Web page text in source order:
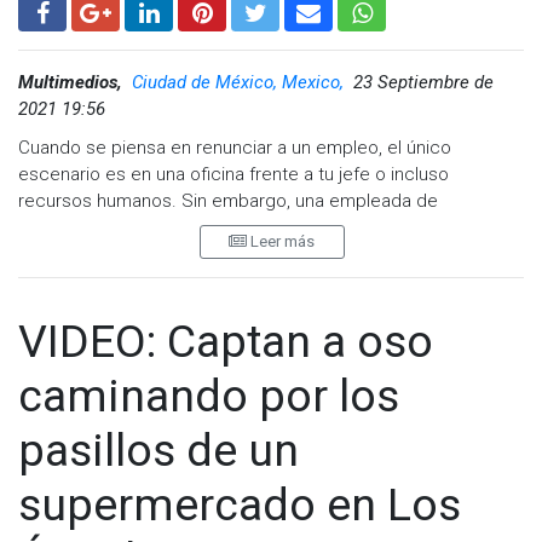
Multimedios, Ciudad de México, Mexico, 23 Septiembre de
2021 19:56
Cuando se piensa en renunciar a un empleo, el único
escenario es en una oficina frente a tu jefe o incluso
recursos humanos. Sin embargo, una empleada de
supermercado llevó su renuncia a otro extremo.
A través de redes sociales, Beth McGrath compartió un video
utilizó un altavoz y expuso los malos tratos y poco sueldo
que recibía por parte de la tienda.
La joven originaria de Louisiana, expresó que los empleados
del supermercado eran explotados laboralmente por un
sueldo bajo, por lo que de prefería renunciar 5 años después
de su ingreso.
"Me llamo Beth, del departamento de electrónica y he
Leer más
VIDEO: Captan a oso
caminando por los
pasillos de un
supermercado en Los